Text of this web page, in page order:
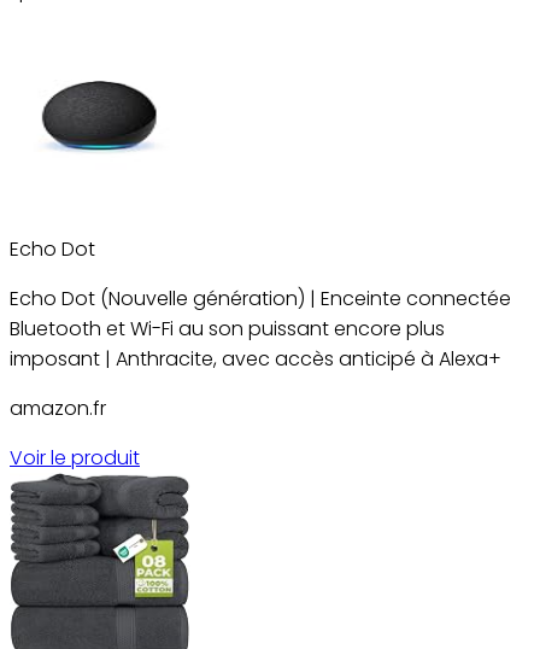
Echo Dot
Echo Dot (Nouvelle génération) | Enceinte connectée
Bluetooth et Wi-Fi au son puissant encore plus
imposant | Anthracite, avec accès anticipé à Alexa+
amazon.fr
Voir le produit